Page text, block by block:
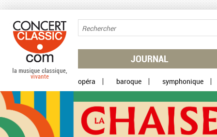
JOURNAL
opéra baroque symphonique